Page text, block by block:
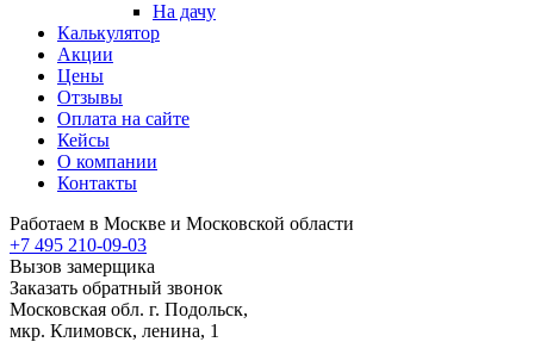
На дачу
Калькулятор
Акции
Цены
Отзывы
Оплата на сайте
Кейсы
О компании
Контакты
Работаем в Москве и Московской области
+7 495 210-09-03
Вызов замерщика
Заказать обратный звонок
Московская обл. г. Подольск,
мкр. Климовск, ленина, 1